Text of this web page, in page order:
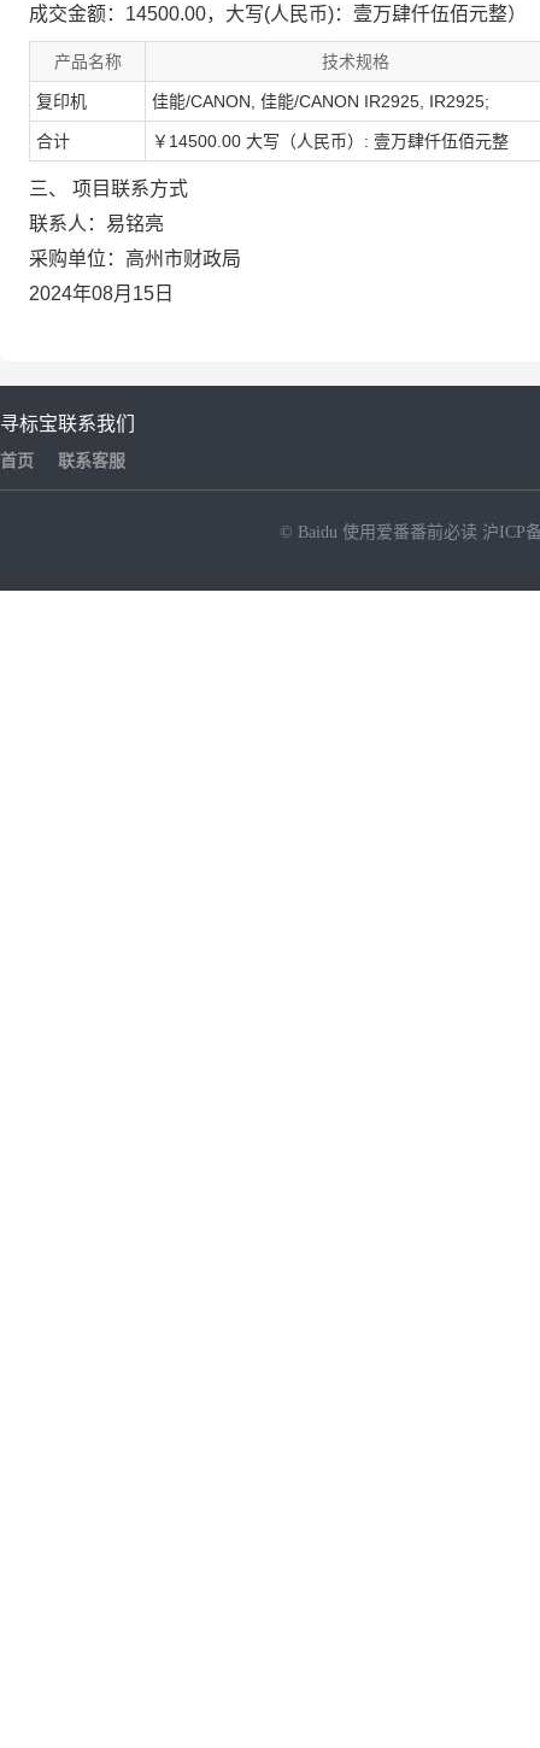
成交金额：14500.00，大写(人民币)：壹万肆仟伍佰元整）
产品名称 技术规格
复印机 佳能/CANON, 佳能/CANON IR2925, IR2925;
合计 ￥14500.00 大写（人民币）: 壹万肆仟伍佰元整
三、 项目联系方式
联系人：易铭亮
采购单位：高州市财政局
2024年08月15日
寻标宝
首页
联系我们
联系客服
© Baidu 使用爱番番前必读 沪ICP